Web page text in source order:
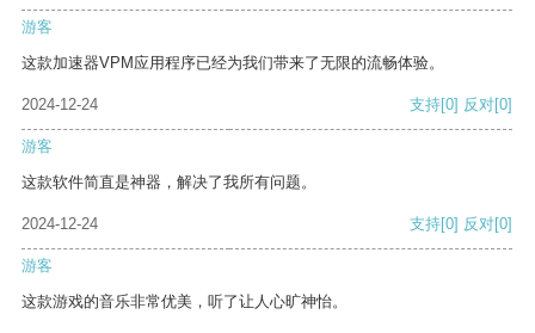
游客
这款加速器VPM应用程序已经为我们带来了无限的流畅体验。
2024-12-24 支持[0] 反对[0]
游客
这款软件简直是神器，解决了我所有问题。
2024-12-24 支持[0] 反对[0]
游客
这款游戏的音乐非常优美，听了让人心旷神怡。